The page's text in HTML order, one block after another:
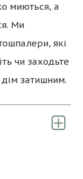
миються, а
Ми
які
чи заходьте
затишним.